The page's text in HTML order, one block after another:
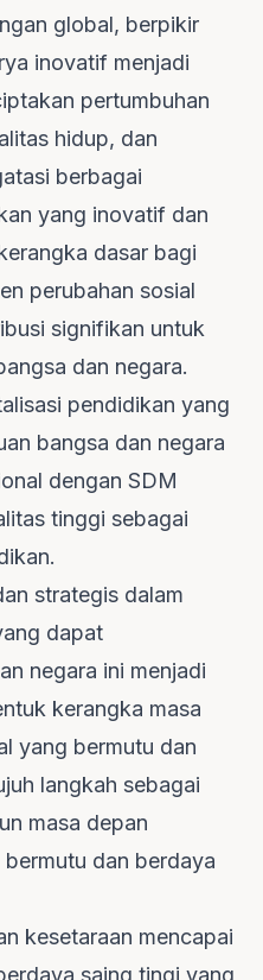
global, berpikir
inovatif menjadi
pertumbuhan
hidup, dan
berbagai
yang inovatif dan
dasar bagi
perubahan sosial
signifikan untuk
dan negara.
pendidikan yang
bangsa dan negara
dengan SDM
tinggi sebagai
strategis dalam
dapat
negara ini menjadi
kerangka masa
yang bermutu dan
langkah sebagai
masa depan
dan berdaya
kesetaraan mencapai
saing tingi yang